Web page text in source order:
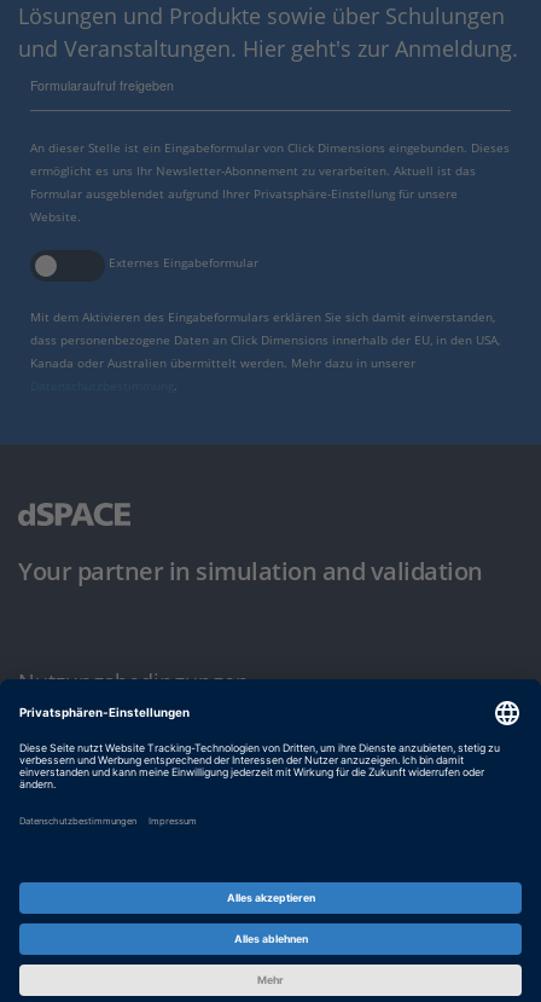
Lösungen und Produkte sowie über Schulungen
und Veranstaltungen. Hier geht's zur Anmeldung.
Formularaufruf freigeben
An dieser Stelle ist ein Eingabeformular von Click Dimensions eingebunden. Dieses
ermöglicht es uns Ihr Newsletter-Abonnement zu verarbeiten. Aktuell ist das
Formular ausgeblendet aufgrund Ihrer Privatsphäre-Einstellung für unsere
Website.
Externes Eingabeformular
Mit dem Aktivieren des Eingabeformulars erklären Sie sich damit einverstanden,
dass personenbezogene Daten an Click Dimensions innerhalb der EU, in den USA,
Kanada oder Australien übermittelt werden. Mehr dazu in unserer
Your partner in simulation and validation
Nutzungsbedingungen
Impressum & Allgemeine Geschäftsbedingungen
© dSPACE